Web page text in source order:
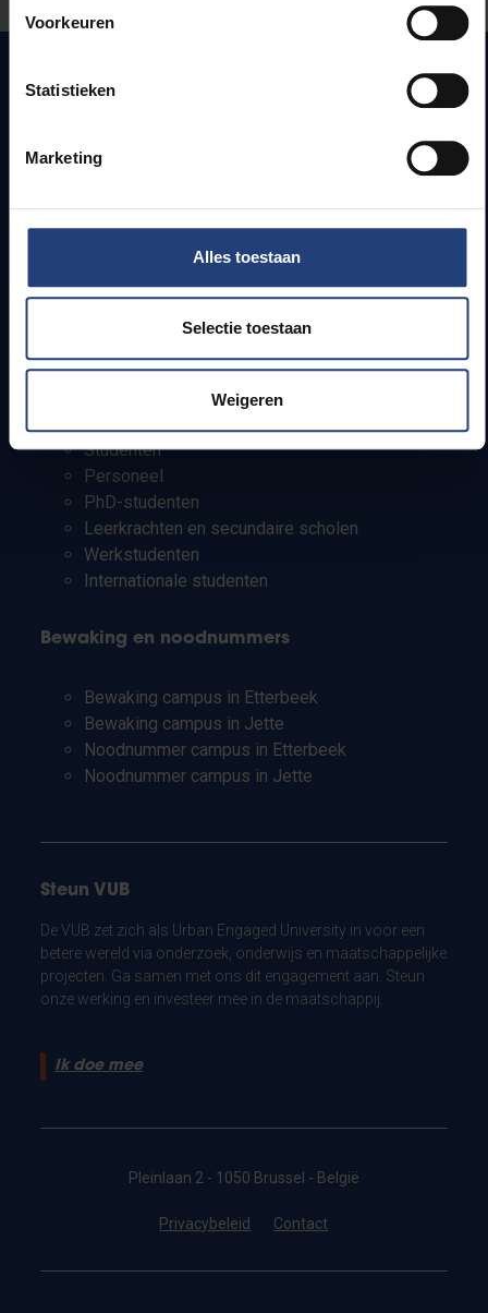
Voorkeuren
Statistieken
Marketing
Alles toestaan
Selectie toestaan
Weigeren
Lesroosters
Bereikbaarheid
Campusfaciliteiten
Info voor
Studenten
Personeel
PhD-studenten
Leerkrachten en secundaire scholen
Werkstudenten
Internationale studenten
Bewaking en noodnummers
Bewaking campus in Etterbeek
Bewaking campus in Jette
Noodnummer campus in Etterbeek
Noodnummer campus in Jette
Steun VUB
De VUB zet zich als Urban Engaged University in voor een
betere wereld via onderzoek, onderwijs en maatschappelijke
projecten. Ga samen met ons dit engagement aan. Steun
onze werking en investeer mee in de maatschappij.
Ik doe mee
Pleinlaan 2 - 1050 Brussel - België
Privacybeleid Contact